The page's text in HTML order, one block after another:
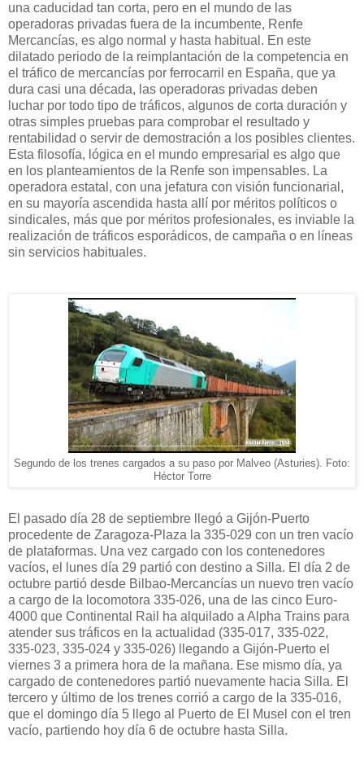
una caducidad tan corta, pero en el mundo de las
operadoras privadas fuera de la incumbente, Renfe
Mercancías, es algo normal y hasta habitual. En este
dilatado periodo de la reimplantación de la competencia en
el tráfico de mercancías por ferrocarril en España, que ya
dura casi una década, las operadoras privadas deben
luchar por todo tipo de tráficos, algunos de corta duración y
otras simples pruebas para comprobar el resultado y
rentabilidad o servir de demostración a los posibles clientes.
Esta filosofía, lógica en el mundo empresarial es algo que
en los planteamientos de la Renfe son impensables. La
operadora estatal, con una jefatura con visión funcionarial,
en su mayoría ascendida hasta allí por méritos políticos o
sindicales, más que por méritos profesionales, es inviable la
realización de tráficos esporádicos, de campaña o en líneas
sin servicios habituales.
Segundo de los trenes cargados a su paso por Malveo (Asturies). Foto:
Héctor Torre
El pasado día 28 de septiembre llegó a Gijón-Puerto
procedente de Zaragoza-Plaza la 335-029 con un tren vacío
de plataformas. Una vez cargado con los contenedores
vacíos, el lunes día 29 partió con destino a Silla. El día 2 de
octubre partió desde Bilbao-Mercancías un nuevo tren vacío
a cargo de la locomotora 335-026, una de las cinco Euro-
4000 que Continental Rail ha alquilado a Alpha Trains para
atender sus tráficos en la actualidad (335-017, 335-022,
335-023, 335-024 y 335-026) llegando a Gijón-Puerto el
viernes 3 a primera hora de la mañana. Ese mismo día, ya
cargado de contenedores partió nuevamente hacia Silla. El
tercero y último de los trenes corrió a cargo de la 335-016,
que el domingo día 5 llego al Puerto de El Musel con el tren
vacío, partiendo hoy día 6 de octubre hasta Silla.